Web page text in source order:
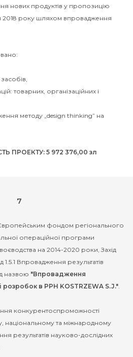
нових продуктів у пропозицію
2018 року шляхом впровадження
товарних, організаційних і
методу „design thinking” на
ПРОЕКТУ: 5 972 376,00 зл
7
фондом регіонального
операційної програми
на 2014-2020 роки, Захід
1.5.1 Впровадження результатів
назвою "Впровадження
розробок в PPH KOSTRZEWA S.J.".
конкурентоспроможності
національному та міжнародному
результатів науково-дослідних